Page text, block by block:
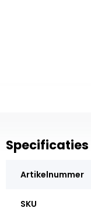
Specificaties
Artikelnummer
SKU